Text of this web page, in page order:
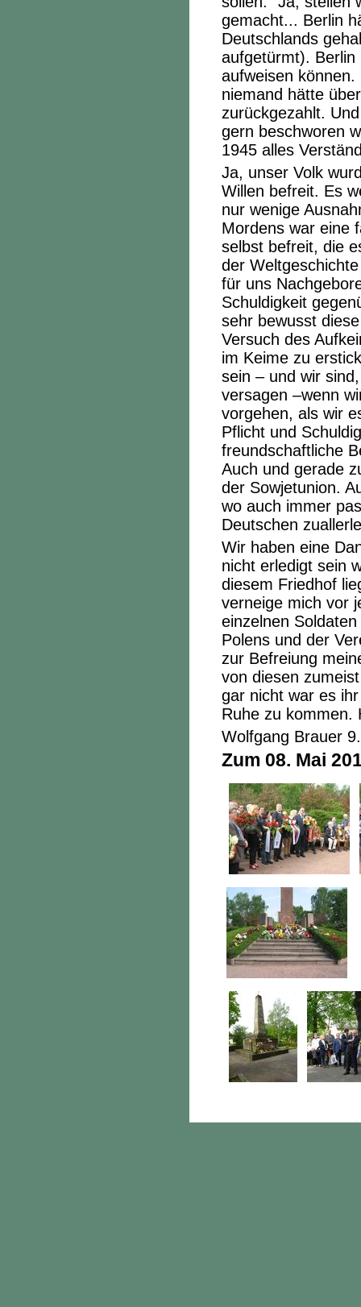
gemacht... Berlin
Deutschlands
aufgetürmt). Berlin
aufweisen
niemand hätte
zurückgezahlt.
gern beschworen
1945 alles
Ja, unser Volk
Willen befreit. Es
nur wenige
Mordens war eine
selbst befreit, die
der
für uns
Schuldigkeit
sehr bewusst
Versuch des
im Keime zu
sein – und wir
versagen –wenn
vorgehen, als wir
Pflicht und
freundschaftliche
Auch und gerade
der Sowjetunion.
wo auch immer
Deutschen
Wir haben eine
nicht erledigt sein
diesem Friedhof
verneige mich vor
einzelnen
Polens und der
zur Befreiung
von diesen
gar nicht war es
Ruhe zu kommen.
Wolfgang Brauer
Zum 08. Mai